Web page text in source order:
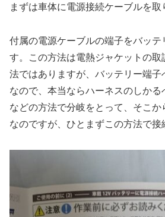
まずは車体に電源接続ケーブルを取
付属の電源ケーブルの端子をバッテ
す。この方法は電熱ジャケットの
法ではありますが、バッテリー端子
なので、本当ならハーネスのしか
などの方法で分岐をとって、そこか
なのですが、ひとまずこの方法で接